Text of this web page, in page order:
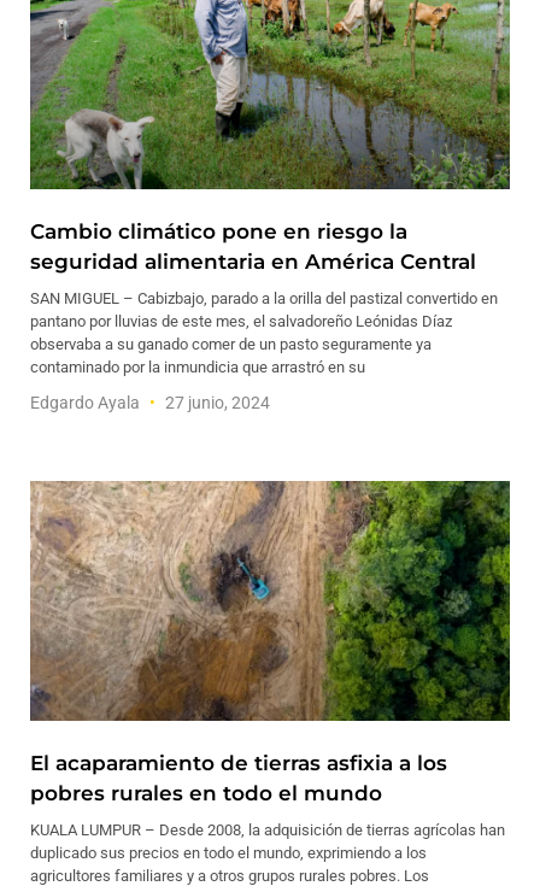
Cambio climático pone en riesgo la
seguridad alimentaria en América Central
SAN MIGUEL – Cabizbajo, parado a la orilla del pastizal convertido en
pantano por lluvias de este mes, el salvadoreño Leónidas Díaz
observaba a su ganado comer de un pasto seguramente ya
contaminado por la inmundicia que arrastró en su
Edgardo Ayala 27 junio, 2024
El acaparamiento de tierras asfixia a los
pobres rurales en todo el mundo
KUALA LUMPUR – Desde 2008, la adquisición de tierras agrícolas han
duplicado sus precios en todo el mundo, exprimiendo a los
agricultores familiares y a otros grupos rurales pobres. Los